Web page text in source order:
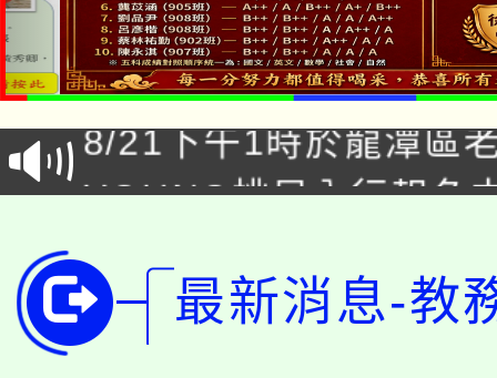
「本色祭」8/29、30在
場熱烈登場!
8/21下午1時於龍潭區
徵才活動。
YOUNG桃局內行報名
開!
115年桃園市運動會8/
田徑場及游泳池舉行。
桃園市低收入戶享有免
最新消息-教